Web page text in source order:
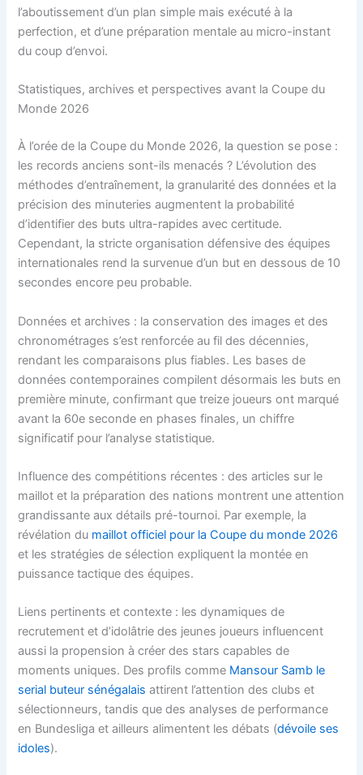
l’aboutissement d’un plan simple mais exécuté à la
perfection, et d’une préparation mentale au micro-instant
du coup d’envoi.
Statistiques, archives et perspectives avant la Coupe du
Monde 2026
À l’orée de la Coupe du Monde 2026, la question se pose :
les records anciens sont-ils menacés ? L’évolution des
méthodes d’entraînement, la granularité des données et la
précision des minuteries augmentent la probabilité
d’identifier des buts ultra-rapides avec certitude.
Cependant, la stricte organisation défensive des équipes
internationales rend la survenue d’un but en dessous de 10
secondes encore peu probable.
Données et archives : la conservation des images et des
chronométrages s’est renforcée au fil des décennies,
rendant les comparaisons plus fiables. Les bases de
données contemporaines compilent désormais les buts en
première minute, confirmant que treize joueurs ont marqué
avant la 60e seconde en phases finales, un chiffre
significatif pour l’analyse statistique.
Influence des compétitions récentes : des articles sur le
maillot et la préparation des nations montrent une attention
grandissante aux détails pré-tournoi. Par exemple, la
révélation du maillot officiel pour la Coupe du monde 2026
et les stratégies de sélection expliquent la montée en
puissance tactique des équipes.
Liens pertinents et contexte : les dynamiques de
recrutement et d’idolâtrie des jeunes joueurs influencent
aussi la propension à créer des stars capables de
moments uniques. Des profils comme Mansour Samb le
serial buteur sénégalais attirent l’attention des clubs et
sélectionneurs, tandis que des analyses de performance
en Bundesliga et ailleurs alimentent les débats (dévoile ses
idoles).